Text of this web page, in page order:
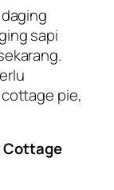
sapi
pie,
Cottage